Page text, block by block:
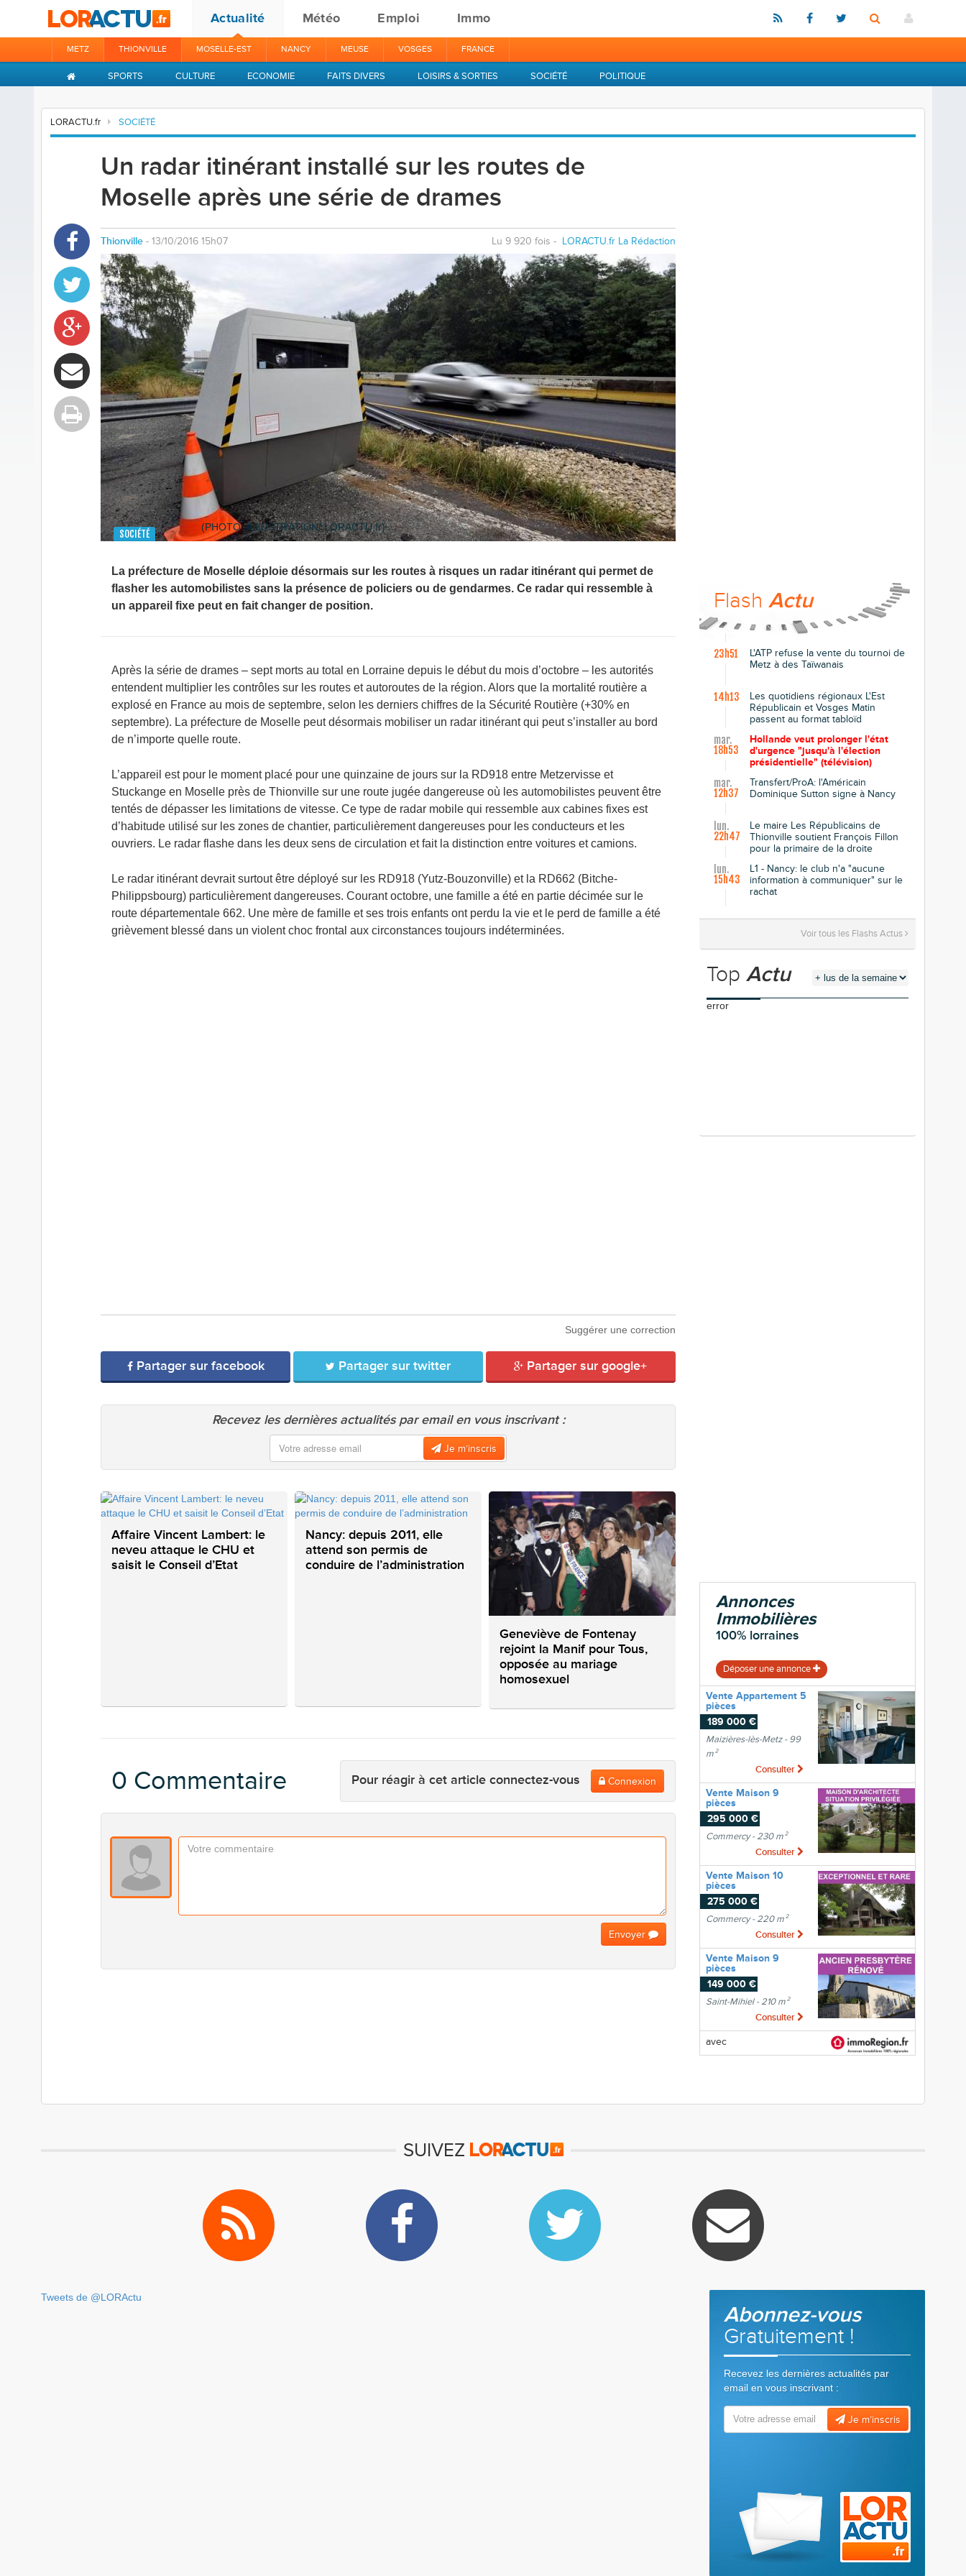
Actualité Météo Emploi Immo
METZ THIONVILLE MOSELLE-EST NANCY MEUSE VOSGES FRANCE
SPORTS CULTURE ECONOMIE FAITS DIVERS LOISIRS & SORTIES SOCIÉTÉ POLITIQUE
LORACTU.fr SOCIÉTÉ
Un radar itinérant installé sur les routes de
Moselle après une série de drames
Thionville - 13/10/2016 15h07 Lu 9 920 fois - LORACTU.fr La Rédaction
SOCIÉTÉ
(PHOTO: ILLUSTRATION/ LORACTU.fr)
La préfecture de Moselle déploie désormais sur les routes à risques un radar itinérant qui permet de
flasher les automobilistes sans la présence de policiers ou de gendarmes. Ce radar qui ressemble à
un appareil fixe peut en fait changer de position.
Après la série de drames – sept morts au total en Lorraine depuis le début du mois d’octobre – les autorités
entendent multiplier les contrôles sur les routes et autoroutes de la région. Alors que la mortalité routière a
explosé en France au mois de septembre, selon les derniers chiffres de la Sécurité Routière (+30% en
septembre). La préfecture de Moselle peut désormais mobiliser un radar itinérant qui peut s’installer au bord
de n’importe quelle route.
L’appareil est pour le moment placé pour une quinzaine de jours sur la RD918 entre Metzervisse et
Stuckange en Moselle près de Thionville sur une route jugée dangereuse où les automobilistes peuvent être
tentés de dépasser les limitations de vitesse. Ce type de radar mobile qui ressemble aux cabines fixes est
d’habitude utilisé sur les zones de chantier, particulièrement dangereuses pour les conducteurs et les
ouvriers. Le radar flashe dans les deux sens de circulation et fait la distinction entre voitures et camions.
Le radar itinérant devrait surtout être déployé sur les RD918 (Yutz-Bouzonville) et la RD662 (Bitche-
Philippsbourg) particulièrement dangereuses. Courant octobre, une famille a été en partie décimée sur le
route départementale 662. Une mère de famille et ses trois enfants ont perdu la vie et le perd de famille a été
grièvement blessé dans un violent choc frontal aux circonstances toujours indéterminées.
Suggérer une correction
Partager sur facebook Partager sur twitter Partager sur google+
Recevez les dernières actualités par email en vous inscrivant :
Je m’inscris
Affaire Vincent Lambert: le
neveu attaque le CHU et
saisit le Conseil d’Etat
Nancy: depuis 2011, elle
attend son permis de
conduire de l’administration
Geneviève de Fontenay
rejoint la Manif pour Tous,
opposée au mariage
homosexuel
0 Commentaire Pour réagir à cet article connectez-vous Connexion
Envoyer
Flash Actu
23h51
L'ATP refuse la vente du tournoi de
Metz à des Taïwanais
14h13
Les quotidiens régionaux L'Est
Républicain et Vosges Matin
passent au format tabloïd
mar.
18h53
Hollande veut prolonger l'état
d'urgence "jusqu'à l'élection
présidentielle" (télévision)
mar.
12h37
Transfert/ProA: l'Américain
Dominique Sutton signe à Nancy
lun.
22h47
Le maire Les Républicains de
Thionville soutient François Fillon
pour la primaire de la droite
lun.
15h43
L1 - Nancy: le club n'a "aucune
information à communiquer" sur le
rachat
Voir tous les Flashs Actus
Top Actu
error
Annonces
Immobilières
100% lorraines
Déposer une annonce
Vente Appartement 5
pièces
189 000 €
Maizières-lès-Metz - 99
m²
Consulter
Vente Maison 9
pièces
295 000 €
Commercy - 230 m²
Consulter
Vente Maison 10
pièces
275 000 €
Commercy - 220 m²
Consulter
Vente Maison 9
pièces
149 000 €
Saint-Mihiel - 210 m²
Consulter
avec
SUIVEZ
Tweets de @LORActu
Abonnez-vous
Gratuitement !
Recevez les dernières actualités par
email en vous inscrivant :
Je m’inscris